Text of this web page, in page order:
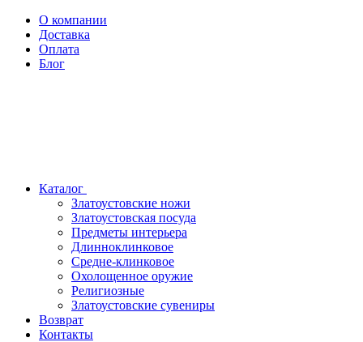
О компании
Доставка
Оплата
Блог
Каталог
Златоустовские ножи
Златоустовская посуда
Предметы интерьера
Длинноклинковое
Средне-клинковое
Охолощенное оружие
Религиозные
Златоустовские сувениры
Возврат
Контакты